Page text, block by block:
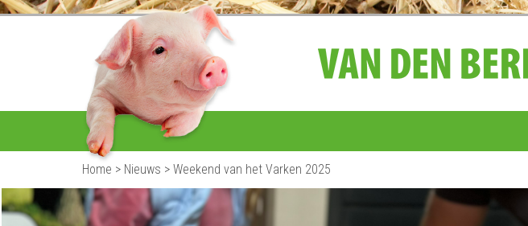
Home > Nieuws > Weekend van het Varken 2025